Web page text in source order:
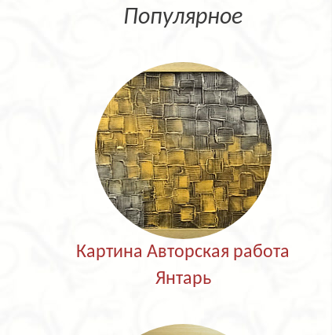
Популярное
Картина Авторская работа
Янтарь